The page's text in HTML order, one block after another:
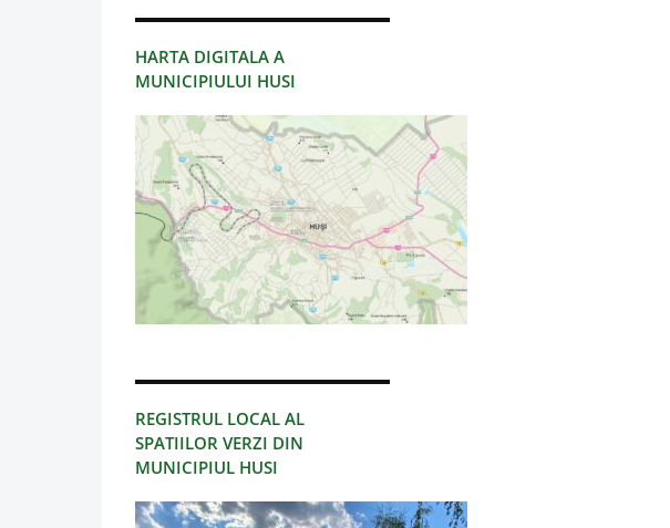
HARTA DIGITALA A
MUNICIPIULUI HUSI
REGISTRUL LOCAL AL
SPATIILOR VERZI DIN
MUNICIPIUL HUSI